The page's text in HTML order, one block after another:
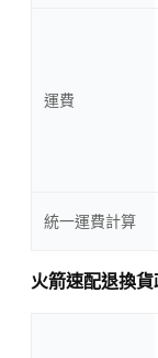
運費
統一運費計算
火箭速配退換貨